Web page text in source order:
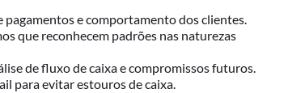
pagamentos e comportamento dos clientes.
que reconhecem padrões nas naturezas
de fluxo de caixa e compromissos futuros.
para evitar estouros de caixa.